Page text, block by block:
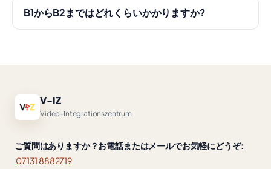
B1からB2まではどれくらいかかりますか?
V-IZ
Video-Integrationszentrum
ご質問はありますか？お電話またはメールでお気軽にどうぞ:
07131 8882719